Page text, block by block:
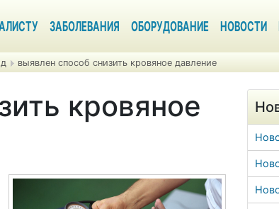
ЗАБОЛЕВАНИЯ ОБОРУДОВАНИЕ НОВОСТИ
выявлен способ снизить кровяное давление
кровяное